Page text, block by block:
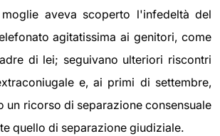
aveva scoperto l'infedeltà del
agitatissima ai genitori, come
di lei; seguivano ulteriori riscontri
e, ai primi di settembre,
un ricorso di separazione consensuale
quello di separazione giudiziale.